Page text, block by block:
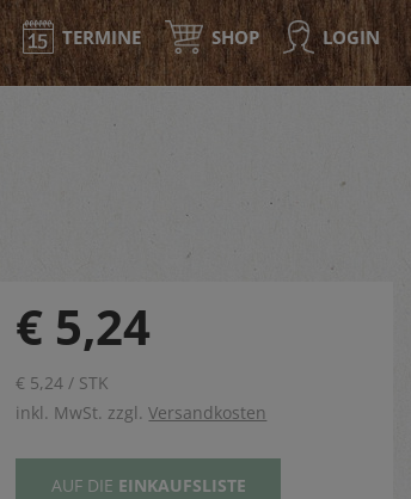
TERMINE SHOP LOGIN
€ 5,24
€ 5,24 / STK
inkl. MwSt. zzgl.Versandkosten
AUF DIE EINKAUFSLISTE